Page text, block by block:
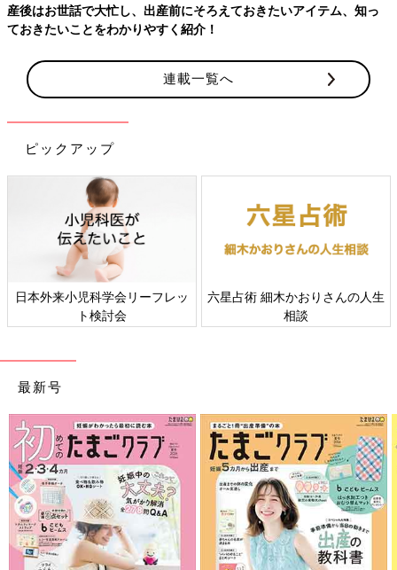
[ヒビユウの育児絵日
記 #2]うちのムスメ
一覧
[ヒビユウの育児絵日記
#4] ライオン
産後はお世話で大忙し、出産前にそろえておきたいアイテム、知っ
ておきたいことをわかりやすく紹介！
連載一覧へ
ピックアップ
日本外来小児科学会リーフレッ
ト検討会
六星占術 細木かおりさんの人生
相談
最新号